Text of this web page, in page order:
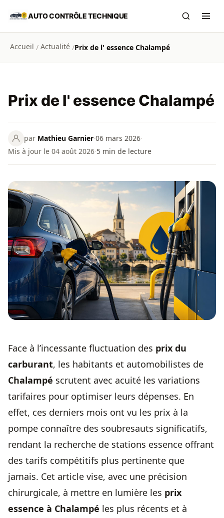
Aller au contenu principal
AUTO CONTRÔLE TECHNIQUE
Accueil / Actualité /Prix de l' essence Chalampé
Prix de l' essence Chalampé
par Mathieu Garnier·06 mars 2026·
Mis à jour le 04 août 2026·5 min de lecture
Face à l’incessante fluctuation des prix du
carburant, les habitants et automobilistes de
Chalampé scrutent avec acuité les variations
tarifaires pour optimiser leurs dépenses. En
effet, ces derniers mois ont vu les prix à la
pompe connaître des soubresauts significatifs,
rendant la recherche de stations essence offrant
des tarifs compétitifs plus pertinente que
jamais. Cet article vise, avec une précision
chirurgicale, à mettre en lumière les prix
essence à Chalampé les plus récents et à